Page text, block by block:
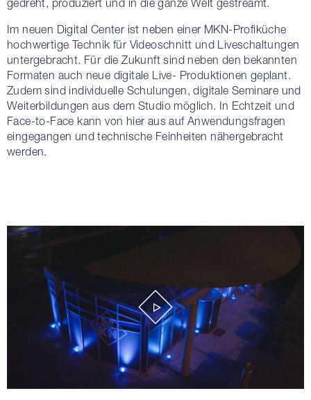
Im neuen Digital Center ist neben einer MKN-Profiküche
hochwertige Technik für Videoschnitt und Liveschaltungen
untergebracht. Für die Zukunft sind neben den bekannten
Formaten auch neue digitale Live- Produktionen geplant.
Zudem sind individuelle Schulungen, digitale Seminare und
Weiterbildungen aus dem Studio möglich. In Echtzeit und
Face-to-Face kann von hier aus auf Anwendungsfragen
eingegangen und technische Feinheiten nähergebracht
werden.